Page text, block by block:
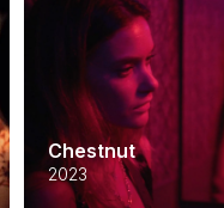
Chestnut
2023